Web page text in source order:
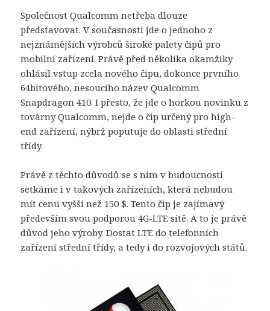
Společnost Qualcomm netřeba dlouze
představovat. V současnosti jde o jednoho z
nejznámějších výrobců široké palety čipů pro
mobilní zařízení. Právě před několika okamžiky
ohlásil vstup zcela nového čipu, dokonce prvního
64bitového, nesoucího název Qualcomm
Snapdragon 410. I přesto, že jde o horkou novinku z
továrny Qualcomm, nejde o čip určený pro high-
end zařízení, nýbrž poputuje do oblasti střední
třídy.
Právě z těchto důvodů se s ním v budoucnosti
setkáme i v takových zařízeních, která nebudou
mít cenu vyšší než 150 $. Tento čip je zajímavý
především svou podporou 4G-LTE sítě. A to je právě
důvod jeho výroby. Dostat LTE do telefonních
zařízení střední třídy, a tedy i do rozvojových států.